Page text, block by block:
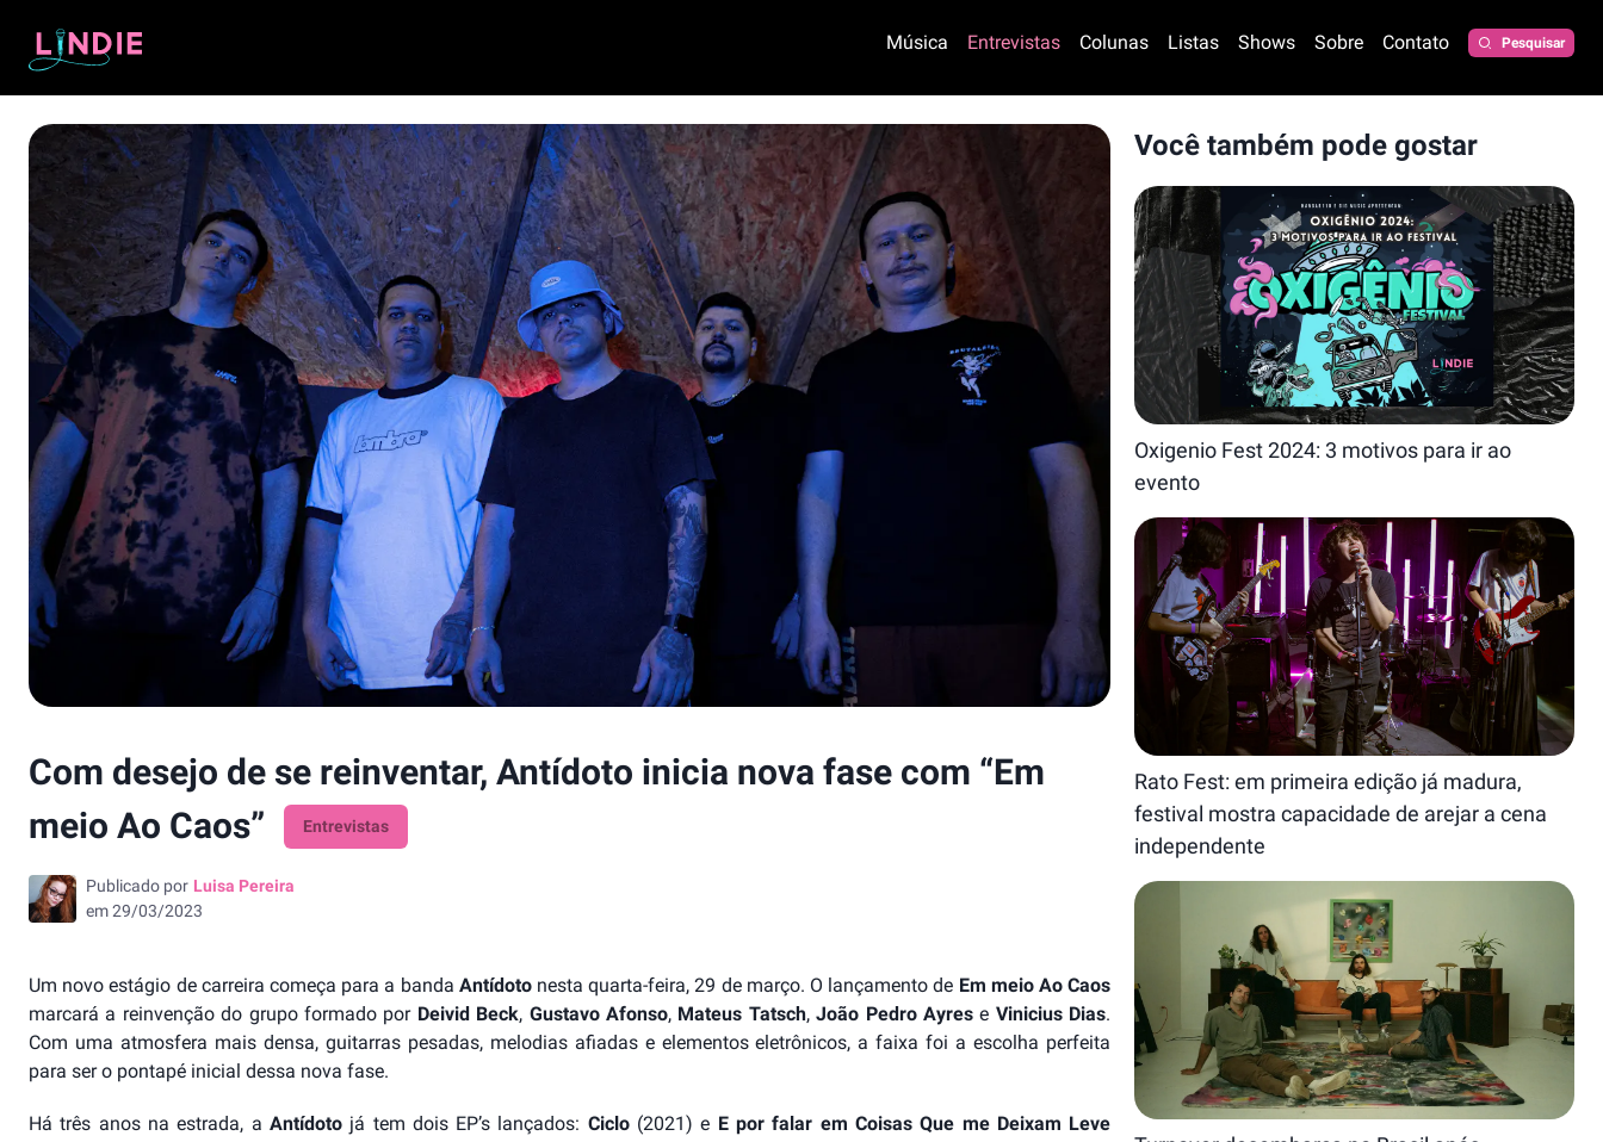
Música
Entrevistas Colunas Listas Shows Sobre Contato Pesquisar
Com desejo de se reinventar, Antídoto inicia nova fase com “Em
meio Ao Caos”
Entrevistas
Publicado por Luisa Pereira
em29/03/2023
Um novo estágio de carreira começa para a banda Antídoto nesta quarta-feira, 29 de março. O lançamento de Em meio Ao Caos
marcará a reinvenção do grupo formado por Deivid Beck, Gustavo Afonso, Mateus Tatsch,João Pedro Ayres e Vinicius Dias.
Com uma atmosfera mais densa, guitarras pesadas, melodias afiadas e elementos eletrônicos, a faixa foi a escolha perfeita
para ser o pontapé inicial dessa nova fase.
Há três anos na estrada, a Antídoto já tem dois EP’s lançados: Ciclo (2021) e E por falar em Coisas Que me Deixam Leve
Você também pode gostar
Oxigenio Fest 2024: 3 motivos para ir ao
evento
Rato Fest: em primeira edição já madura,
festival mostra capacidade de arejar a cena
independente